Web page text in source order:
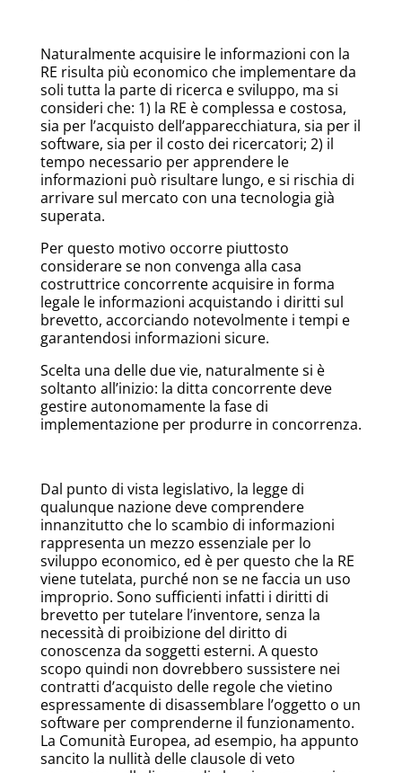
Naturalmente acquisire le informazioni con la
RE risulta più economico che implementare da
soli tutta la parte di ricerca e sviluppo, ma si
consideri che: 1) la RE è complessa e costosa,
sia per l’acquisto dell’apparecchiatura, sia per il
software, sia per il costo dei ricercatori; 2) il
tempo necessario per apprendere le
informazioni può risultare lungo, e si rischia di
arrivare sul mercato con una tecnologia già
superata.
Per questo motivo occorre piuttosto
considerare se non convenga alla casa
costruttrice concorrente acquisire in forma
legale le informazioni acquistando i diritti sul
brevetto, accorciando notevolmente i tempi e
garantendosi informazioni sicure.
Scelta una delle due vie, naturalmente si è
soltanto all’inizio: la ditta concorrente deve
gestire autonomamente la fase di
implementazione per produrre in concorrenza.
Dal punto di vista legislativo, la legge di
qualunque nazione deve comprendere
innanzitutto che lo scambio di informazioni
rappresenta un mezzo essenziale per lo
sviluppo economico, ed è per questo che la RE
viene tutelata, purché non se ne faccia un uso
improprio. Sono sufficienti infatti i diritti di
brevetto per tutelare l’inventore, senza la
necessità di proibizione del diritto di
conoscenza da soggetti esterni. A questo
scopo quindi non dovrebbero sussistere nei
contratti d’acquisto delle regole che vietino
espressamente di disassemblare l’oggetto o un
software per comprenderne il funzionamento.
La Comunità Europea, ad esempio, ha appunto
sancito la nullità delle clausole di veto